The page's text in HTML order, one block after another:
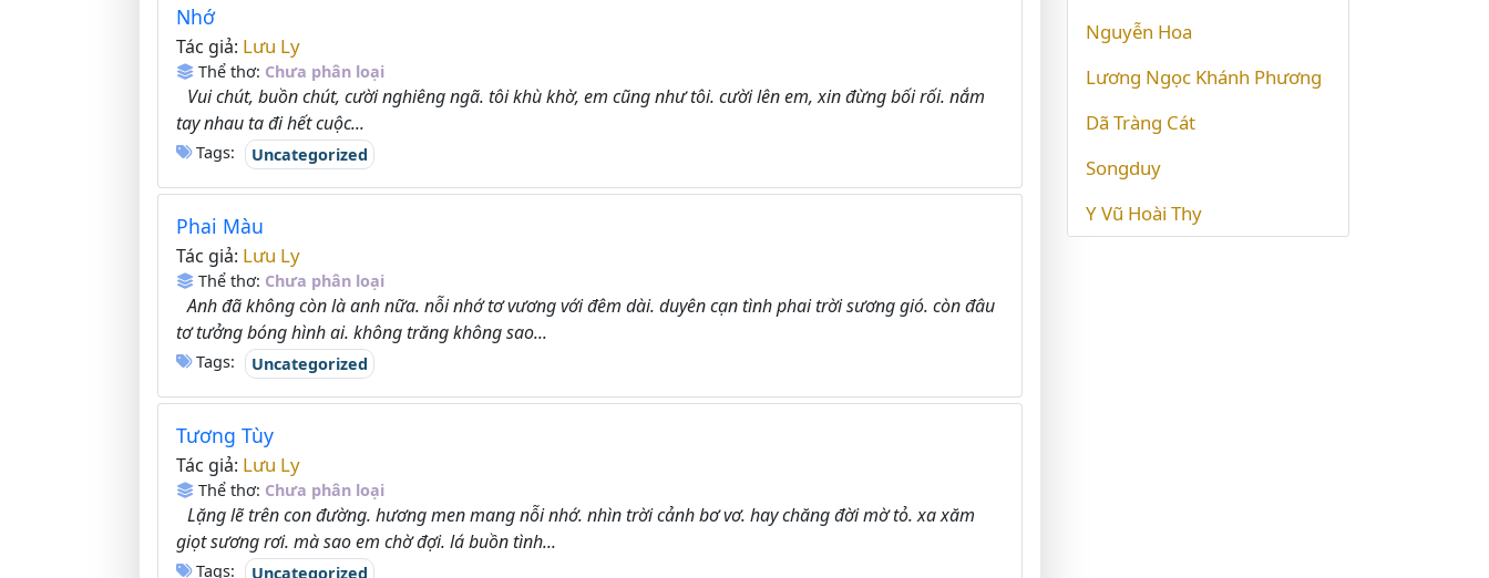
Nhớ
Tác giả: Lưu Ly
Thể thơ: Chưa phân loại
Vui chút, buồn chút, cười nghiêng ngã. tôi khù khờ, em cũng như tôi. cười lên em, xin đừng bối rối. nắm
tay nhau ta đi hết cuộc...
Tags: Uncategorized
Phai Màu
Tác giả: Lưu Ly
Thể thơ: Chưa phân loại
Anh đã không còn là anh nữa. nỗi nhớ tơ vương với đêm dài. duyên cạn tình phai trời sương gió. còn đâu
tơ tưởng bóng hình ai. không trăng không sao...
Tags: Uncategorized
Tương Tùy
Tác giả: Lưu Ly
Thể thơ: Chưa phân loại
Lặng lẽ trên con đường. hương men mang nỗi nhớ. nhìn trời cảnh bơ vơ. hay chăng đời mờ tỏ. xa xăm
giọt sương rơi. mà sao em chờ đợi. lá buồn tình...
Tags: Uncategorized
Nguyễn Hoa
Lương Ngọc Khánh Phương
Dã Tràng Cát
Songduy
Y Vũ Hoài Thy